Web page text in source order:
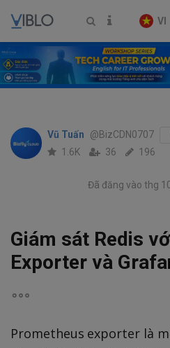
VI
Vũ Tuấn @BizCDN0707
1.6K 36 196
Đã đăng vào thg
Giám sát Redis
Exporter và
Prometheus exporter là